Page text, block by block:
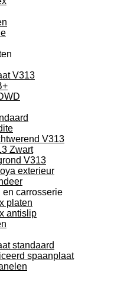
V313
V313
Zwart
V313
exterieur
en carrosserie
platen
antislip
standaard
spaanplaat